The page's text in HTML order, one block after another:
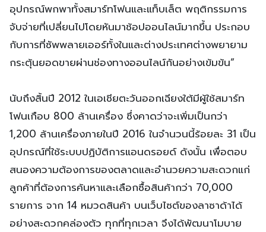
อุปกรณ์พกพาทั้งสมาร์ทโฟนและแท็บเล็ต พฤติกรรมการ
จับจ่ายที่เปลี่ยนไปโดยหันมาช้อปออนไลน์มากขึ้น ประกอบ
กับการที่ซัพพลายเออร์ทั้งในและต่างประเทศต่างพยายาม
กระตุ้นยอดขายผ่านช่องทางออนไลน์กันอย่างเข้มข้น”
นับถึงสิ้นปี 2012 ในเอเชียตะวันออกเฉียงใต้มีผู้ใช้สมาร์ท
โฟนเกือบ 800 ล้านเครื่อง ซึ่งคาดว่าจะเพิ่มเป็นกว่า
1,200 ล้านเครื่องภายในปี 2016 ในจำนวนนี้ร้อยละ 31 เป็น
อุปกรณ์ที่ใช้ระบบปฏิบัติการแอนดรอยด์ ดังนั้น เพื่อตอบ
สนองความต้องการของตลาดและอำนวยความสะดวกแก่
ลูกค้าที่ต้องการค้นหาและเลือกซื้อสินค้ากว่า 70,000
รายการ จาก 14 หมวดสินค้า บนเว็บไซต์ของลาซาด้าได้
อย่างสะดวกคล่องตัว ทุกที่ทุกเวลา จึงได้พัฒนาโมบาย